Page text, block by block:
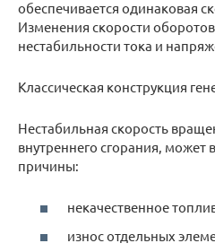
обеспечивается одинаковая
Изменения скорости
нестабильности тока и
Классическая конструкция
Нестабильная скорость
внутреннего сгорания, может
причины:
некачественное
износ отдельных